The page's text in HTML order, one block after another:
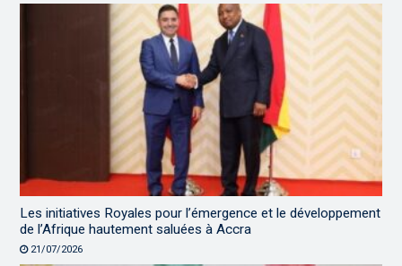
Les initiatives Royales pour l’émergence et le développement
de l’Afrique hautement saluées à Accra
21/07/2026